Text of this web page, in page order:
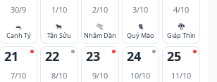
30/9
🐀
Canh Tý
1/10
🐂
Tân Sửu
2/10
🐅
Nhâm Dần
3/10
🐈
Quý Mão
4/10
🐉
Giáp Thìn
21
7/10
22
8/10
23
9/10
24
10/10
25
11/10